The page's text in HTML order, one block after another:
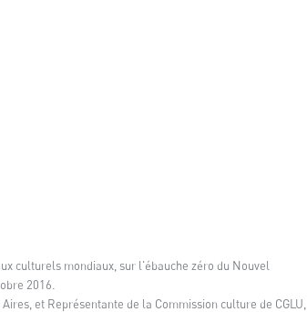
culturels mondiaux, sur l'ébauche zéro du Nouvel
2016.
et Représentante de la Commission culture de CGLU,